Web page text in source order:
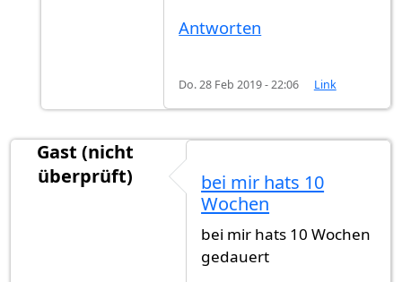
Antworten
Do. 28 Feb 2019 - 22:06 Link
Gast (nicht
überprüft)
bei mir hats 10
Wochen
bei mir hats 10 Wochen
gedauert